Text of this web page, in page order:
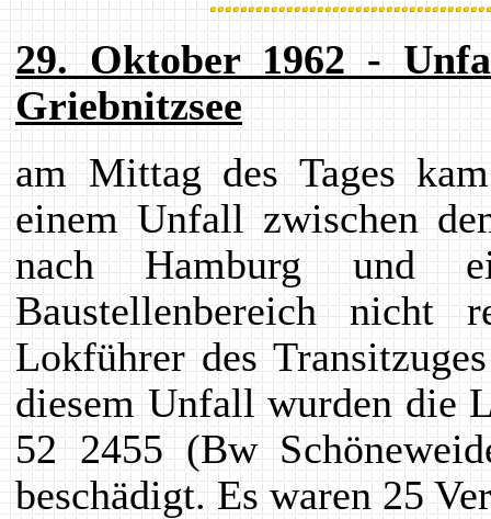
29. Oktober 1962 -
Griebnitzsee
am Mittag des Tages
einem Unfall zwischen
nach Hamburg und
Baustellenbereich nicht
Lokführer des
diesem Unfall wurden die
52 2455 (Bw
beschädigt. Es waren 25